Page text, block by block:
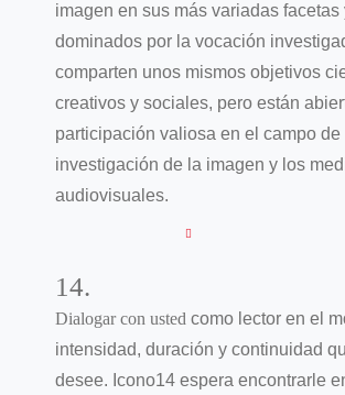
imagen en sus más variadas facetas
dominados por la vocación
comparten unos mismos objetivos
creativos y sociales, pero están
participación valiosa en el campo de
investigación de la imagen y los
audiovisuales.
14.
Dialogar con usted como lector en el
intensidad, duración y continuidad
desee. Icono14 espera encontrarle